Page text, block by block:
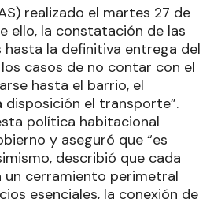
realizado el martes 27 de
ello, la constatación de las
la definitiva entrega del
casos de no contar con el
hasta el barrio, el
disposición el transporte”.
política habitacional
y aseguró que “es
describió que cada
un cerramiento perimetral
esenciales, la conexión de